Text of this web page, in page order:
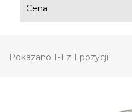
Cena
Pokazano 1-1 z 1 pozycji